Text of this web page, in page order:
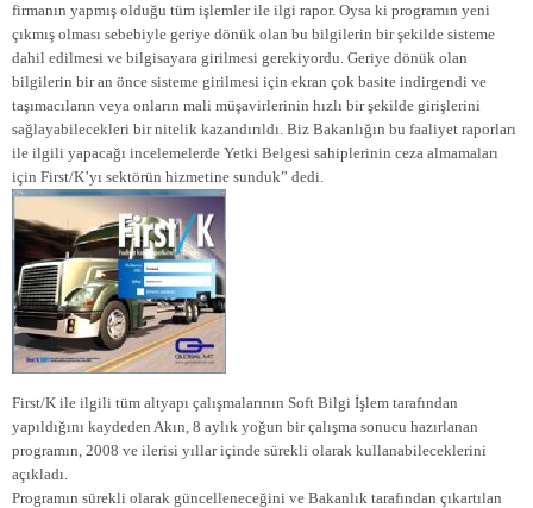
firmanın yapmış olduğu tüm işlemler ile ilgi rapor. Oysa ki programın yeni
çıkmış olması sebebiyle geriye dönük olan bu bilgilerin bir şekilde sisteme
dahil edilmesi ve bilgisayara girilmesi gerekiyordu. Geriye dönük olan
bilgilerin bir an önce sisteme girilmesi için ekran çok basite indirgendi ve
taşımacıların veya onların mali müşavirlerinin hızlı bir şekilde girişlerini
sağlayabilecekleri bir nitelik kazandırıldı. Biz Bakanlığın bu faaliyet raporları
ile ilgili yapacağı incelemelerde Yetki Belgesi sahiplerinin ceza almamaları
için First/K’yı sektörün hizmetine sunduk” dedi.
First/K ile ilgili tüm altyapı çalışmalarının Soft Bilgi İşlem tarafından
yapıldığını kaydeden Akın, 8 aylık yoğun bir çalışma sonucu hazırlanan
programın, 2008 ve ilerisi yıllar içinde sürekli olarak kullanabileceklerini
açıkladı.
Programın sürekli olarak güncelleneceğini ve Bakanlık tarafından çıkartılan